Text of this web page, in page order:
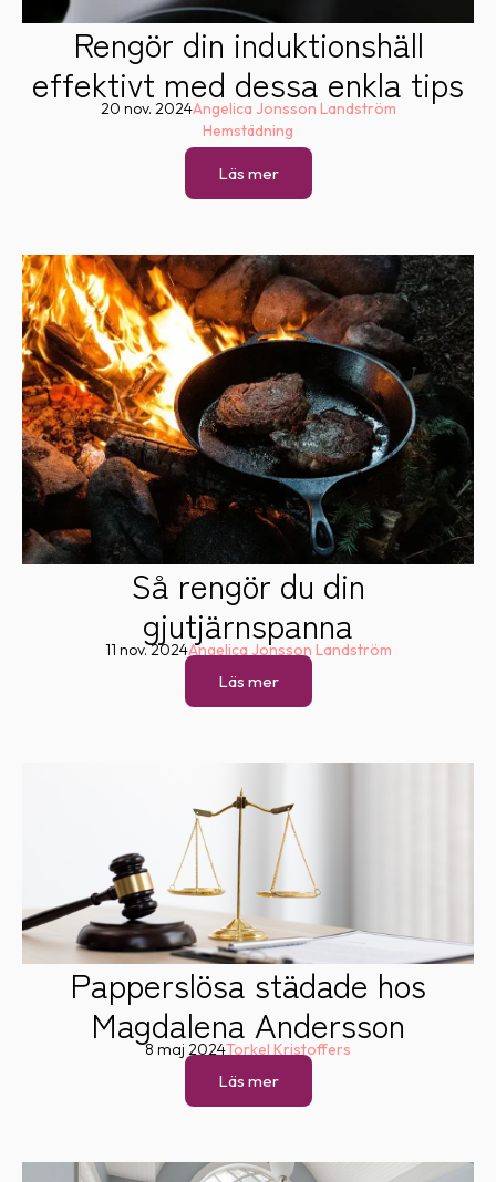
Rengör din induktionshäll
effektivt med dessa enkla tips
20 nov. 2024Angelica Jonsson Landström
Läs mer
Hemstädning
Så rengör du din
gjutjärnspanna
11 nov. 2024Angelica Jonsson Landström
Läs mer
Papperslösa städade hos
Magdalena Andersson
8 maj 2024Torkel Kristoffers
Läs mer